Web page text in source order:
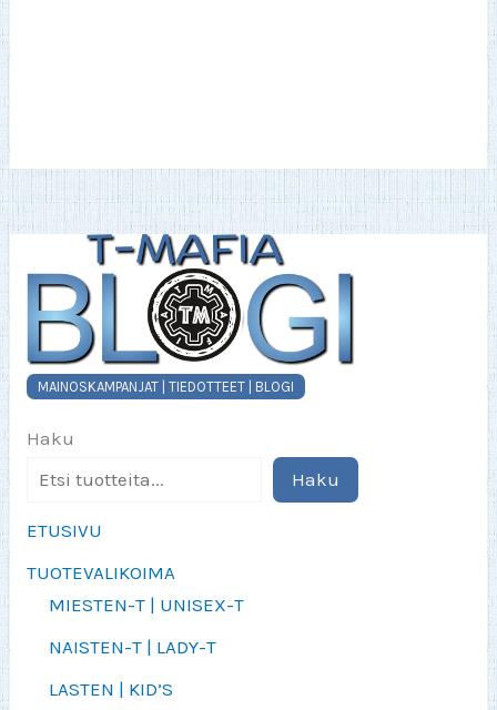
MAINOSKAMPANJAT | TIEDOTTEET | BLOGI
Haku
Haku
ETUSIVU
TUOTEVALIKOIMA
MIESTEN-T | UNISEX-T
NAISTEN-T | LADY-T
LASTEN | KID’S